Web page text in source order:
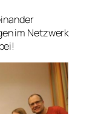
im Netzwerk